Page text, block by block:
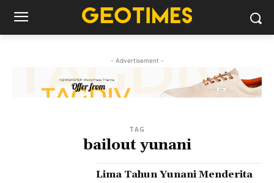
- Advertisement -
TAG
bailout yunani
Lima Tahun Yunani Menderita